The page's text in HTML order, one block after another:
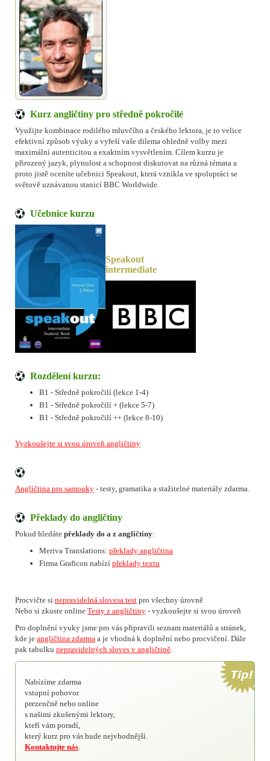
Kurz angličtiny pro středně pokročilé
Využijte kombinace rodilého mluvčího a českého lektora, je to velice
efektivní způsob výuky a vyřeší vaše dilema ohledně volby mezi
maximální autenticitou a exaktním vysvětlením. Cílem kurzu je
přirozený jazyk, plynulost a schopnost diskutovat na různá témata a
proto jistě oceníte učebnici Speakout, která vznikla ve spolupráci se
světově uznávanou stanicí BBC Worldwide.
Učebnice kurzu
Speakout
intermediate
Rozdělení kurzu:
B1 - Středně pokročilí (lekce 1-4)
B1 - Středně pokročilí + (lekce 5-7)
B1 - Středně pokročilí ++ (lekce 8-10)
Vyzkoušejte si svou úroveň angličtiny
Angličtina pro samouky - testy, gramatika a stažitelné materiály zdarma.
Překlady do angličtiny
Pokud hledáte překlady do a z angličtiny:
Meriva Translations: překlady angličtina
Firma Graficon nabízí překlady textu
Procvičte si nepravidelná slovesa test pro všechny úrovně
Nebo si zkuste online Testy z angličtiny - vyzkoušejte si svou úroveň
Pro doplnění vyuky jsme pro vás připravili seznam materiálů a stránek,
kde je angličtina zdarma a je vhodná k doplnění nebo procvičení. Dále
pak tabulku nepravidelných sloves v angličtině.
Nabízíme zdarma
vstupní pohovor
prezenčně nebo online
s našimi zkušenými lektory,
kteří vám poradí,
který kurz pro vás bude nejvhodnější.
Kontaktujte nás.